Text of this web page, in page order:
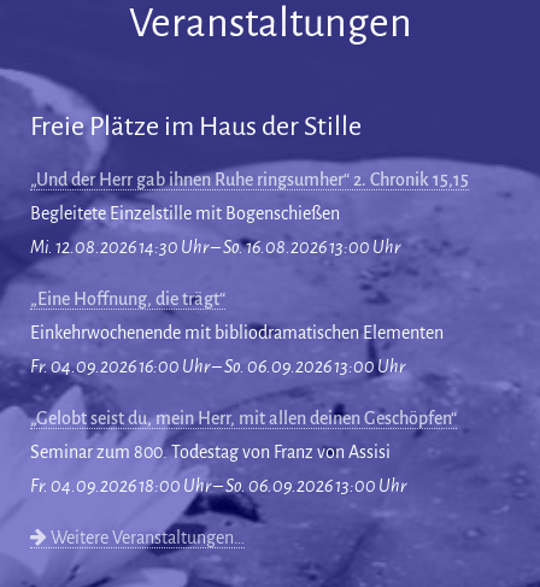
Veranstaltungen
Freie Plätze im Haus der Stille
„Und der Herr gab ihnen Ruhe ringsumher“ 2. Chronik 15,15
Begleitete Einzelstille mit Bogenschießen
Mi. 12.08.2026 14:30 Uhr – So. 16.08.2026 13:00 Uhr
„Eine Hoffnung, die trägt“
Einkehrwochenende mit bibliodramatischen Elementen
Fr. 04.09.2026 16:00 Uhr – So. 06.09.2026 13:00 Uhr
„Gelobt seist du, mein Herr, mit allen deinen Geschöpfen“
Seminar zum 800. Todestag von Franz von Assisi
Fr. 04.09.2026 18:00 Uhr – So. 06.09.2026 13:00 Uhr
Weitere Veranstaltungen…